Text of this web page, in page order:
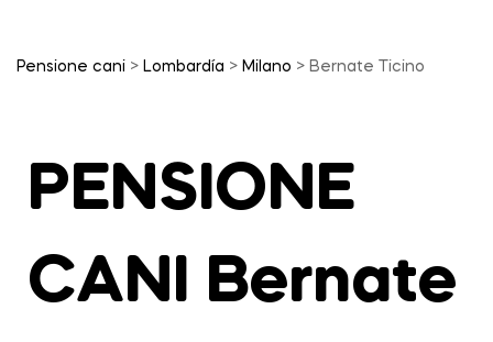
Pensione cani > Lombardía > Milano > Bernate Ticino
PENSIONE
CANI Bernate